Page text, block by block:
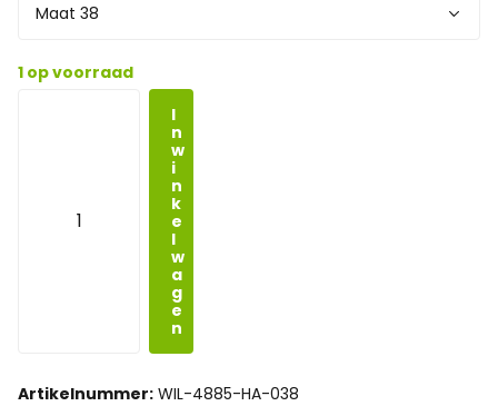
1 op voorraad
I
n
w
i
n
k
e
l
w
a
g
e
n
Artikelnummer: WIL-4885-HA-038